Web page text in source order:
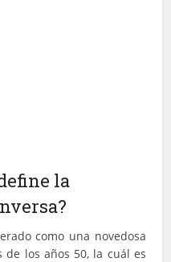
la
como una novedosa
los años 50, la cuál es